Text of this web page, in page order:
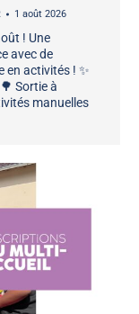
1 août 2026
! Une
avec de
en activités ! ✨
Sortie à
manuelles